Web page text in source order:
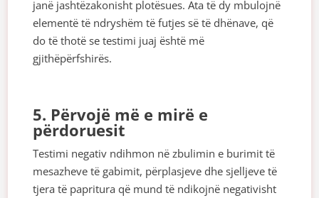
janë jashtëzakonisht plotësues. Ata të dy mbulojnë
elementë të ndryshëm të futjes së të dhënave, që
do të thotë se testimi juaj është më
gjithëpërfshirës.
5. Përvojë më e mirë e
përdoruesit
Testimi negativ ndihmon në zbulimin e burimit të
mesazheve të gabimit, përplasjeve dhe sjelljeve të
tjera të papritura që mund të ndikojnë negativisht